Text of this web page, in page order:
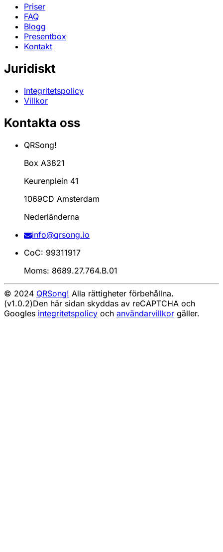
Priser
FAQ
Blogg
Presentbox
Kontakt
Juridiskt
Integritetspolicy
Villkor
Kontakta oss
QRSong!
Box A3821
Keurenplein 41
1069CD Amsterdam
Nederländerna
info@qrsong.io
CoC: 99311917
Moms: 8689.27.764.B.01
© 2024 QRSong! Alla rättigheter förbehållna.
(v1.0.2)Den här sidan skyddas av reCAPTCHA och
Googles integritetspolicy och användarvillkor gäller.